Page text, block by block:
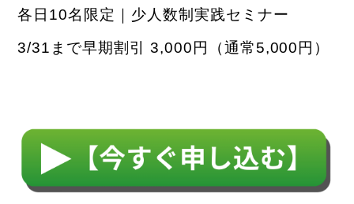
各日10名限定｜少人数制実践セミナー
3/31まで早期割引 3,000円（通常5,000円）